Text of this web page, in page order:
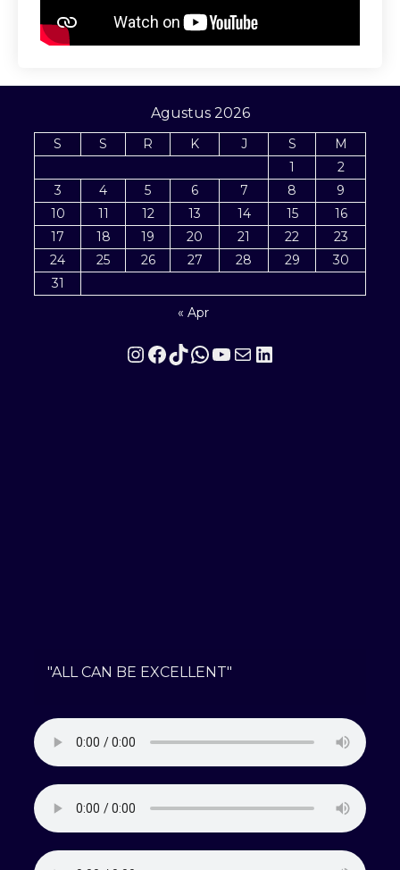
Agustus 2026
S S R K J S
M
1
2
3
4 5 6 7 8
9
10
11 12 13 14 15
16
17
18 19 20 21 22
23
24
25 26 27 28 29
30
31
« Apr
Instagram
Facebook
TikTok
WhatsApp
YouTube
MailLinkedIn
"ALL CAN BE EXCELLENT"